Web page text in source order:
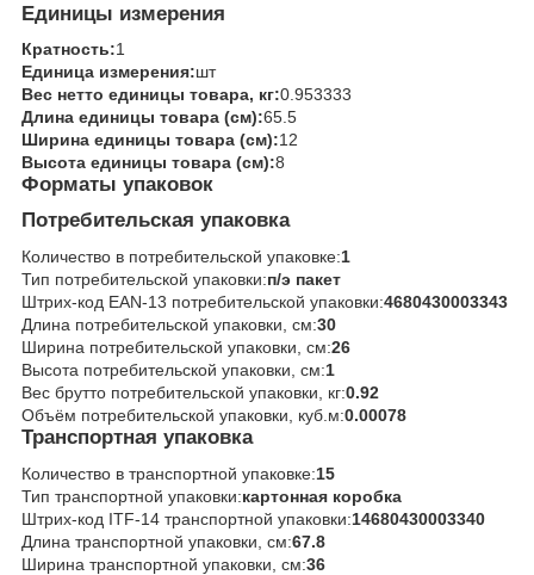
Единицы измерения
Кратность:1
Единица измерения:шт
Вес нетто единицы товара, кг:0.953333
Длина единицы товара (см):65.5
Ширина единицы товара (см):12
Высота единицы товара (см):8
Форматы упаковок
Потребительская упаковка
Количество в потребительской упаковке:1
Тип потребительской упаковки:п/э пакет
Штрих-код EAN-13 потребительской упаковки:4680430003343
Длина потребительской упаковки, см:30
Ширина потребительской упаковки, см:26
Высота потребительской упаковки, см:1
Вес брутто потребительской упаковки, кг:0.92
Объём потребительской упаковки, куб.м:0.00078
Транспортная упаковка
Количество в транспортной упаковке:15
Тип транспортной упаковки:картонная коробка
Штрих-код ITF-14 транспортной упаковки:14680430003340
Длина транспортной упаковки, см:67.8
Ширина транспортной упаковки, см:36